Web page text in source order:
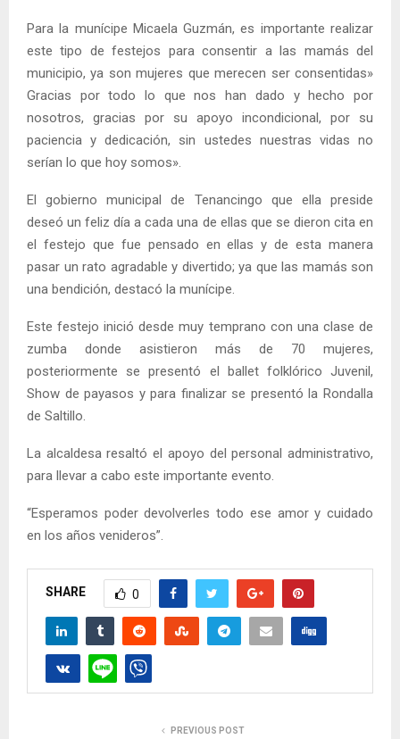
Para la munícipe Micaela Guzmán, es importante realizar
este tipo de festejos para consentir a las mamás del
municipio, ya son mujeres que merecen ser consentidas»
Gracias por todo lo que nos han dado y hecho por
nosotros, gracias por su apoyo incondicional, por su
paciencia y dedicación, sin ustedes nuestras vidas no
serían lo que hoy somos».
El gobierno municipal de Tenancingo que ella preside
deseó un feliz día a cada una de ellas que se dieron cita en
el festejo que fue pensado en ellas y de esta manera
pasar un rato agradable y divertido; ya que las mamás son
una bendición, destacó la munícipe.
Este festejo inició desde muy temprano con una clase de
zumba donde asistieron más de 70 mujeres,
posteriormente se presentó el ballet folklórico Juvenil,
Show de payasos y para finalizar se presentó la Rondalla
de Saltillo.
La alcaldesa resaltó el apoyo del personal administrativo,
para llevar a cabo este importante evento.
“Esperamos poder devolverles todo ese amor y cuidado
en los años venideros”.
SHARE 0
PREVIOUS POST